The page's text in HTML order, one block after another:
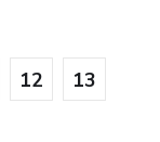
12
13